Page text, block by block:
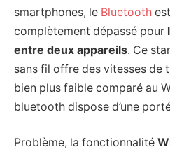
smartphones, le Bluetooth
complètement dépassé pour
entre deux appareils. Ce
sans fil offre des vitesses de
bien plus faible comparé au
bluetooth dispose d’une
Problème, la fonctionnalité